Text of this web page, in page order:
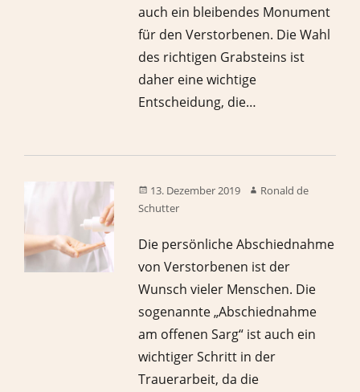
auch ein bleibendes Monument
für den Verstorbenen. Die Wahl
des richtigen Grabsteins ist
daher eine wichtige
Entscheidung, die…
13. Dezember 2019
Ronald de
Schutter
Die persönliche Abschiednahme
von Verstorbenen ist der
Wunsch vieler Menschen. Die
sogenannte „Abschiednahme
am offenen Sarg“ ist auch ein
wichtiger Schritt in der
Trauerarbeit, da die